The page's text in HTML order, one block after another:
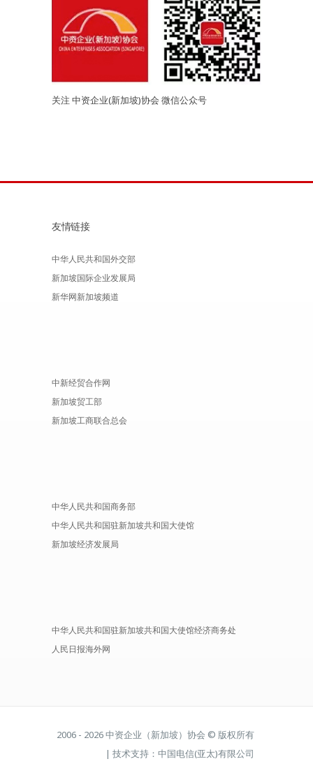
关注 中资企业(新加坡)协会 微信公众号
友情链接
中华人民共和国外交部
新加坡国际企业发展局
新华网新加坡频道
中新经贸合作网
新加坡贸工部
新加坡工商联合总会
中华人民共和国商务部
中华人民共和国驻新加坡共和国大使馆
新加坡经济发展局
中华人民共和国驻新加坡共和国大使馆经济商务处
人民日报海外网
2006 - 2026 中资企业（新加坡）协会 © 版权所有
| 技术支持：中国电信(亚太)有限公司